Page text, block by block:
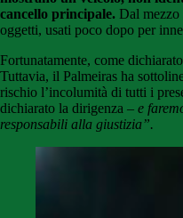
cancello principale. Dal mezzo
oggetti, usati poco dopo per
Fortunatamente, come
Tuttavia, il Palmeiras ha
rischio l’incolumità di tutti i
dichiarato la dirigenza – e
responsabili alla giustizia”.